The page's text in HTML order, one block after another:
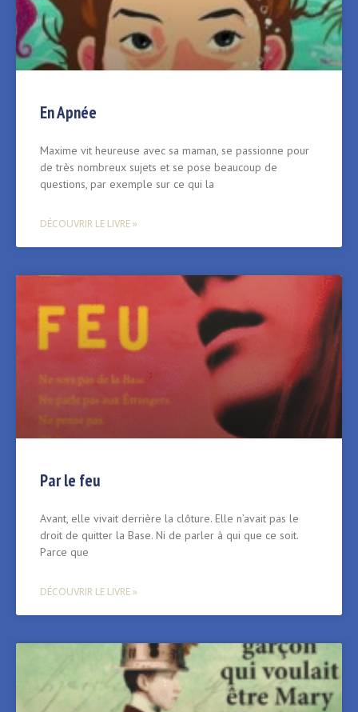
En Apnée
Maxime vit heureuse avec sa maman, se passionne pour
de très nombreux sujets et se pose beaucoup de
questions, par exemple sur ce qui la
DÉCOUVRIR LE LIVRE »
Par le feu
Avant, elle vivait derrière la clôture. Elle n’avait pas le
droit de quitter la Base. Ni de parler à qui que ce soit.
Parce que
DÉCOUVRIR LE LIVRE »